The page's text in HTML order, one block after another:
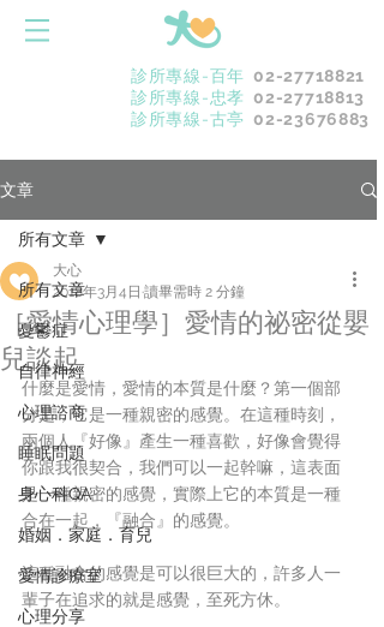
診所專線-百年 02-27718821
診所專線-忠孝
02-27718813
診所專線-古亭
02-23676883
文章
所有文章
憂鬱症
自律神經
心理諮商
睡眠問題
身心科QA
婚姻．家庭．育兒
愛情診療室
心理分享
所有文章
［愛情心理學］愛情的祕密從嬰
兒談起
大心
2018年3月4日 讀畢需時 2 分鐘
什麼是愛情，愛情的本質是什麼？第一個部
分是，它是一種親密的感覺。在這種時刻，
兩個人『好像』產生一種喜歡，好像會覺得
你跟我很契合，我們可以一起幹嘛，這表面
是一種親密的感覺，實際上它的本質是一種
合在一起，『融合』的感覺。
這種融合的感覺是可以很巨大的，許多人一
輩子在追求的就是感覺，至死方休。